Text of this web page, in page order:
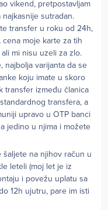
vikend, pretpostavljam
sutradan.
transfer u roku od 24h,
moje karte za tih
mi nisu uzeli za zlo.
najbolja varijanta da se
koju imate u skoro
transfer između članica
transfera, a
upravo u OTP banci
jedino u njima i možete
na njihov račun u
leteli (moj let je iz
i povežu uplatu sa
12h ujutru, pare im isti